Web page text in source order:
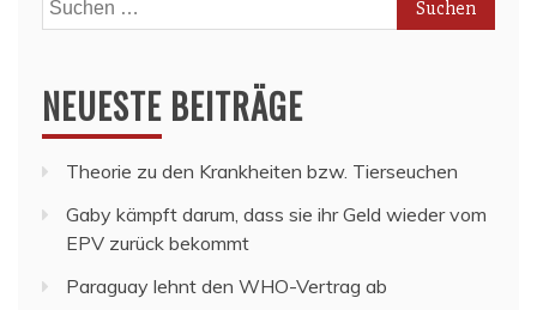
nach:
NEUESTE BEITRÄGE
Theorie zu den Krankheiten bzw. Tierseuchen
Gaby kämpft darum, dass sie ihr Geld wieder vom
EPV zurück bekommt
Paraguay lehnt den WHO-Vertrag ab